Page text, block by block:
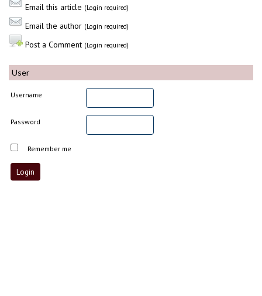
Email this article (Login required)
Email the author (Login required)
Post a Comment (Login required)
User
Username
Password
Remember me